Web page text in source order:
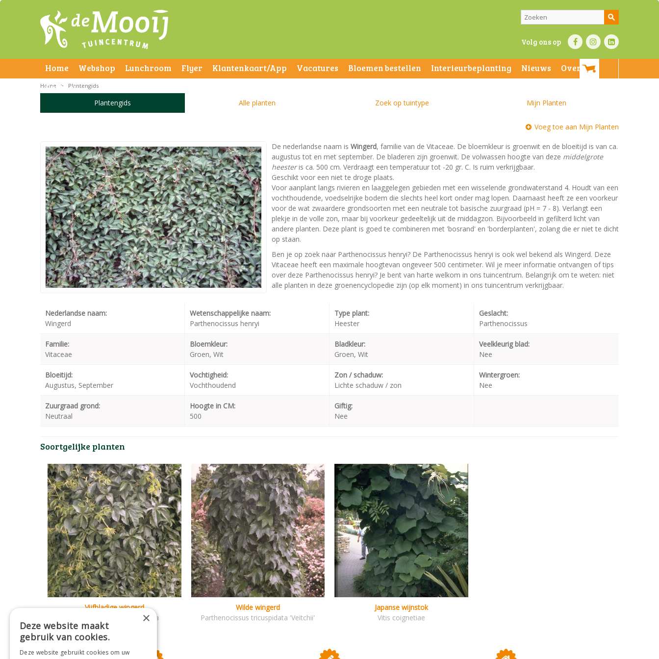
Volg ons op
Home Webshop Lunchroom Flyer Klantenkaart/App Vacatures Bloemen bestellen Interieurbeplanting Nieuws
Over ons
Contact
Home > Plantengids
Plantengids Alle planten Zoek op tuintype Mijn Planten
Voeg toe aan Mijn Planten
De nederlandse naam is Wingerd, familie van de Vitaceae. De bloemkleur is groenwit en de bloeitijd is van ca.
augustus tot en met september. De bladeren zijn groenwit. De volwassen hoogte van deze middelgrote
heesteris ca. 500 cm. Verdraagt een temperatuur tot -20 gr. C. Is ruim verkrijgbaar.
Geschikt voor een niet te droge plaats.
Voor aanplant langs rivieren en laaggelegen gebieden met een wisselende grondwaterstand 4. Houdt van een
vochthoudende, voedselrijke bodem die slechts heel kort onder mag lopen. Daarnaast heeft ze een voorkeur
voor de wat zwaardere grondsoorten met een neutrale tot basische zuurgraad (pH = 7 - 8). Verlangt een
plekje in de volle zon, maar bij voorkeur gedeeltelijk uit de middagzon. Bijvoorbeeld in gefilterd licht van
andere planten. Deze plant is goed te combineren met 'bosrand' en 'borderplanten', zolang die er niet te dicht
op staan.
Ben je op zoek naar Parthenocissus henryi? De Parthenocissus henryi is ook wel bekend als Wingerd. Deze
Vitaceae heeft een maximale hoogtevan ongeveer 500 centimeter. Wil je meer informatie ontvangen of tips
over deze Parthenocissus henryi? Je bent van harte welkom in ons tuincentrum. Belangrijk om te weten: niet
alle planten in deze groenencyclopedie zijn (op elk moment) in ons tuincentrum verkrijgbaar.
Nederlandse naam:
Wingerd
Wetenschappelijke naam:
Parthenocissus henryi
Type plant:
Heester
Geslacht:
Parthenocissus
Familie:
Vitaceae
Bloemkleur:
Groen, Wit
Bladkleur:
Groen, Wit
Veelkleurig blad:
Nee
Bloeitijd:
Augustus, September
Vochtigheid:
Vochthoudend
Zon / schaduw:
Lichte schaduw / zon
Wintergroen:
Nee
Zuurgraad grond:
Neutraal
Hoogte in CM:
500
Giftig:
Nee
Soortgelijke planten
Vijfbladige wingerd
Parthenocissus quinquefolia
Wilde wingerd
Parthenocissus tricuspidata 'Veitchii'
Japanse wijnstok
Vitis coignetiae
×
Deze website maakt
gebruik van cookies.
Deze website gebruikt cookies om uw